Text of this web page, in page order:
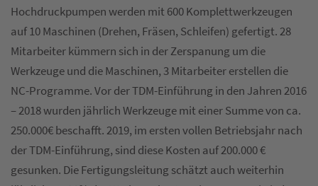
Hochdruckpumpen werden mit 600 Komplettwerkzeugen
auf 10 Maschinen (Drehen, Fräsen, Schleifen) gefertigt. 28
Mitarbeiter kümmern sich in der Zerspanung um die
Werkzeuge und die Maschinen, 3 Mitarbeiter erstellen die
NC-Programme. Vor der TDM-Einführung in den Jahren 2016
– 2018 wurden jährlich Werkzeuge mit einer Summe von ca.
250.000€ beschafft. 2019, im ersten vollen Betriebsjahr nach
der TDM-Einführung, sind diese Kosten auf 200.000 €
gesunken. Die Fertigungsleitung schätzt auch weiterhin